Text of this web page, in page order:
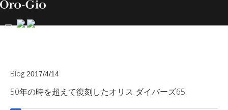
Blog 2017/4/14
50年の時を超えて復刻したオリス ダイバーズ65